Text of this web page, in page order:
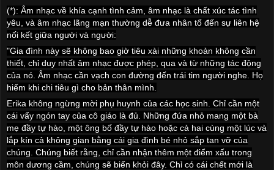
(*): Âm nhạc về khía cạnh tình cảm, âm nhạc là chất xúc tác tình
yêu, và âm nhạc lãng mạn thường dễ đưa nhân tố đến sự liên hệ
nối kết giữa người và người:
"Gia đình này sẽ không bao giờ tiêu xài những khoản không cần
thiết, chỉ duy nhất âm nhạc được phép, qua và từ những tác động
của nó. Âm nhạc cần vạch con đường đến trái tim người nghe. Họ
hiếm khi chi tiêu gì cho bản thân mình.
Erika không ngừng mời phụ huynh của các học sinh. Chỉ cần một
cái vẩy ngón tay của cô giáo là đủ. Những đứa nhỏ mang một bà
mẹ đầy tự hào, một ông bố đầy tự hào hoặc cả hai cùng một lúc và
lắp kín cả không gian bằng cái gia đình bé nhỏ sắp tan vỡ của
chúng. Chúng biết rằng, chỉ cần nhận thêm một điểm xấu trong
môn dương cầm, chúng sẽ biến khỏi đây. Chỉ có cái chết mới là